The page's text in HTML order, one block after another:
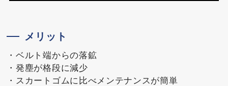
メリット
・ベルト端からの落鉱
・発塵が格段に減少
・スカートゴムに比べメンテナンスが簡単